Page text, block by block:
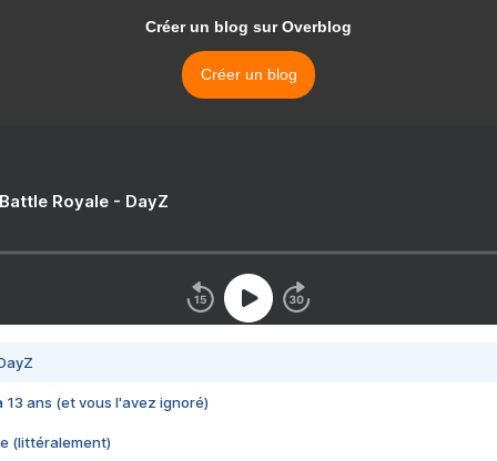
Créer un blog sur Overblog
Créer un blog
Royale - DayZ
13 ans (et vous l'avez ignoré)
(littéralement)